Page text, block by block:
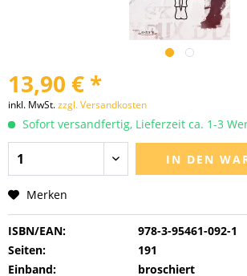
13,90 € *
inkl. MwSt.zzgl. Versandkosten
Sofort versandfertig, Lieferzeit ca. 1-3
IN DEN
Merken
ISBN/EAN:
978-3-95461-092-1
Seiten:
191
Einband:
broschiert